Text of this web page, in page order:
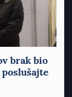
brak bio
poslušajte